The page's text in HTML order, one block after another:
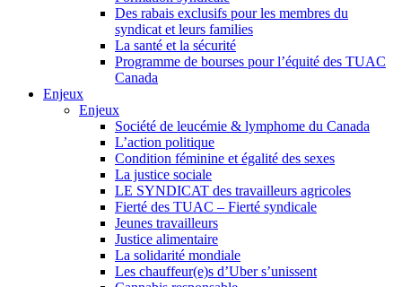
Des rabais exclusifs pour les membres du
syndicat et leurs families
La santé et la sécurité
Programme de bourses pour l’équité des TUAC
Canada
Enjeux
Enjeux
Société de leucémie & lymphome du Canada
L’action politique
Condition féminine et égalité des sexes
La justice sociale
LE SYNDICAT des travailleurs agricoles
Fierté des TUAC – Fierté syndicale
Jeunes travailleurs
Justice alimentaire
La solidarité mondiale
Les chauffeur(e)s d’Uber s’unissent